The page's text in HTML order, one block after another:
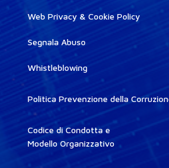
Web Privacy & Cookie Policy
Segnala Abuso
Whistleblowing
Politica Prevenzione della
Codice di Condotta e
Modello Organizzativo